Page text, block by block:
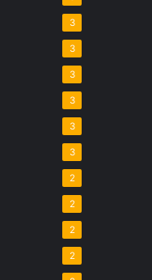
3
3
3
3
3
3
2
2
2
2